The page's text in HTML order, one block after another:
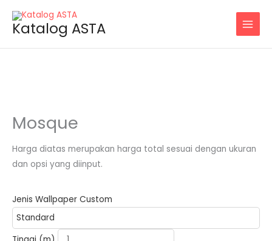
contentKatalog ASTA
Mosque
Harga diatas merupakan harga total sesuai dengan ukuran
dan opsi yang diinput.
Jenis Wallpaper Custom